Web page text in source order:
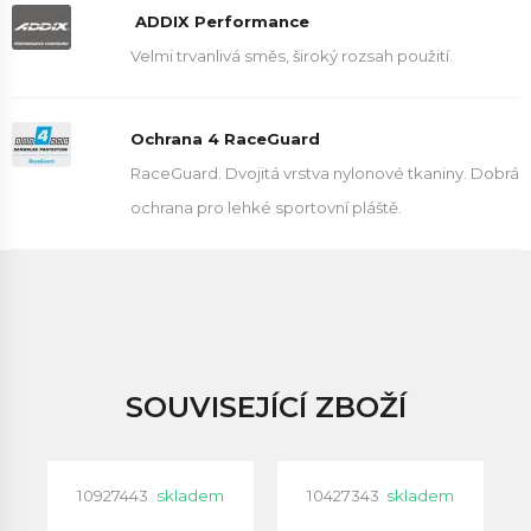
ADDIX Performance
Velmi trvanlivá směs, široký rozsah použití.
Ochrana 4 RaceGuard
RaceGuard. Dvojitá vrstva nylonové tkaniny. Dobrá
ochrana pro lehké sportovní pláště.
SOUVISEJÍCÍ ZBOŽÍ
10927443 skladem 10427343 skladem